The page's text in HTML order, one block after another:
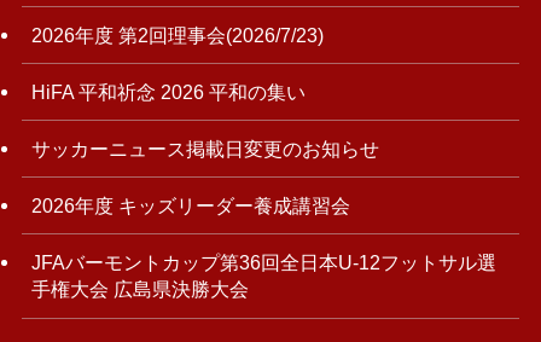
2026年度 第2回理事会(2026/7/23)
HiFA 平和祈念 2026 平和の集い
サッカーニュース掲載日変更のお知らせ
2026年度 キッズリーダー養成講習会
JFAバーモントカップ第36回全日本U-12フットサル選
手権大会 広島県決勝大会